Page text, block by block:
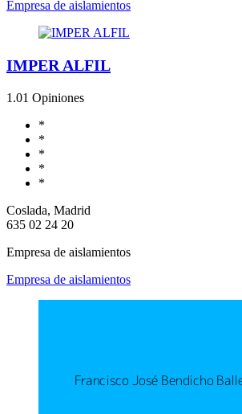
Empresa de aislamientos
IMPER ALFIL
1.01 Opiniones
*
*
*
*
*
Coslada, Madrid
635 02 24 20
Empresa de aislamientos
Empresa de aislamientos